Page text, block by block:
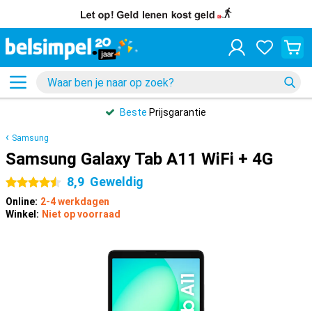
Beste Prijsgarantie
Samsung
Samsung Galaxy Tab A11 WiFi + 4G
4.5 sterren 8,9 Geweldig
Online: 2-4 werkdagen
Winkel: Niet op voorraad